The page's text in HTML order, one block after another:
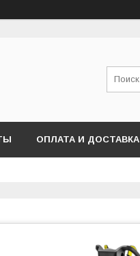
ОПЛАТА И ДОСТАВКА